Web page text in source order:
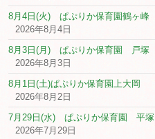
8月4日(火) ぱぷりか保育園鶴ヶ峰
2026年8月4日
8月3日(月) ぱぷりか保育園 戸塚
2026年8月3日
8月1日(土)ぱぷりか保育園上大岡
2026年8月2日
7月29日(水) ぱぷりか保育園 平塚
2026年7月29日